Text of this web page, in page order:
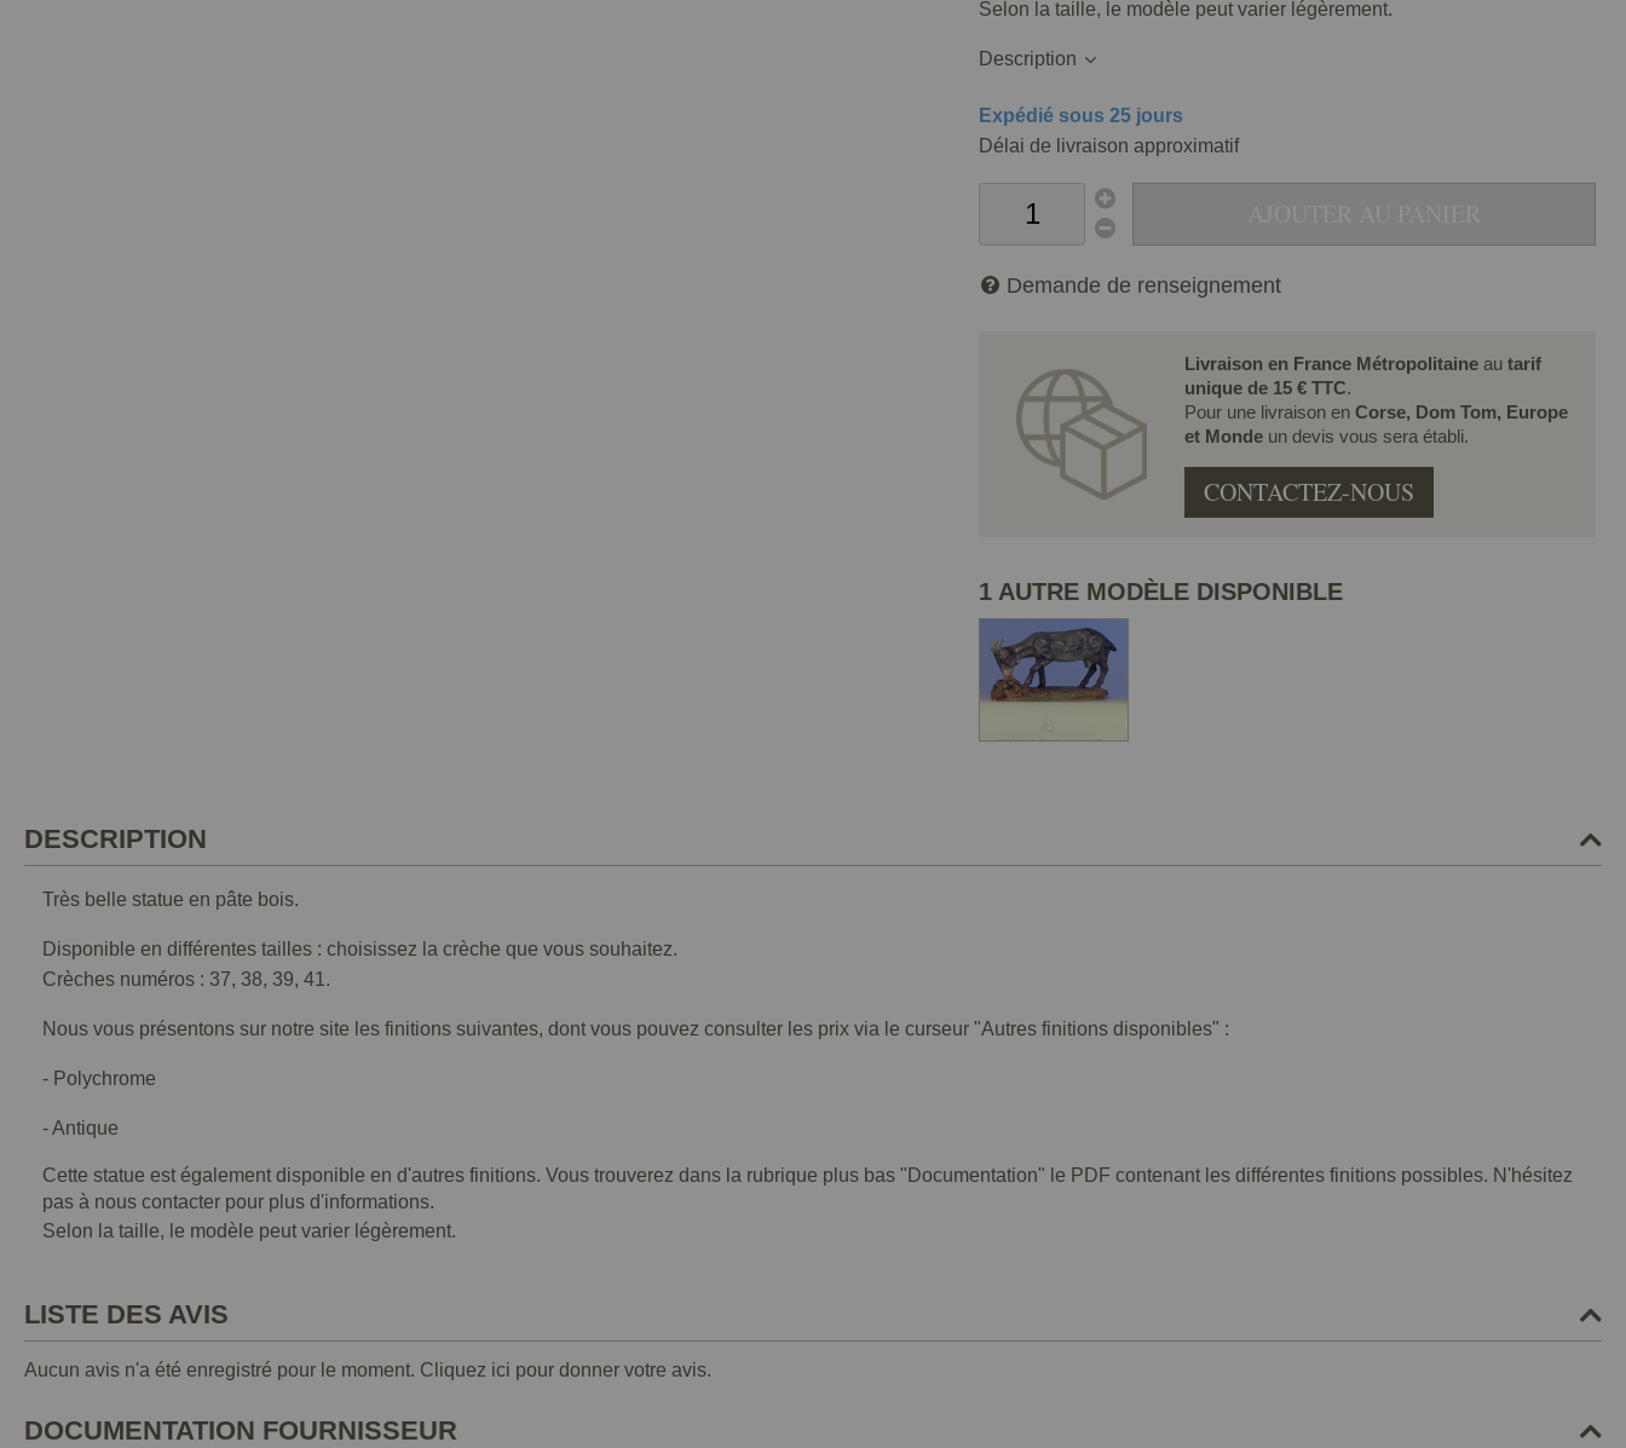
Selon la taille, le modèle peut varier légèrement.
Description
Expédié sous 25 jours
Délai de livraison approximatif
Demande de renseignement
Livraison en France Métropolitaineau tarif
unique de 15 € TTC.
Pour une livraison en Corse, Dom Tom, Europe
et Monde un devis vous sera établi.
CONTACTEZ-NOUS
1 AUTRE MODÈLE DISPONIBLE
DESCRIPTION
Très belle statue en pâte bois.
Disponible en différentes tailles : choisissez la crèche que vous souhaitez.
Crèches numéros : 37, 38, 39, 41.
Nous vous présentons sur notre site les finitions suivantes, dont vous pouvez consulter les prix via le curseur "Autres finitions disponibles" :
- Polychrome
- Antique
Cette statue est également disponible en d'autres finitions. Vous trouverez dans la rubrique plus bas "Documentation" le PDF contenant les différentes finitions possibles. N'hésitez
pas à nous contacter pour plus d'informations.
Selon la taille, le modèle peut varier légèrement.
LISTE DES AVIS
Aucun avis n'a été enregistré pour le moment. Cliquez ici pour donner votre avis.
DOCUMENTATION FOURNISSEUR